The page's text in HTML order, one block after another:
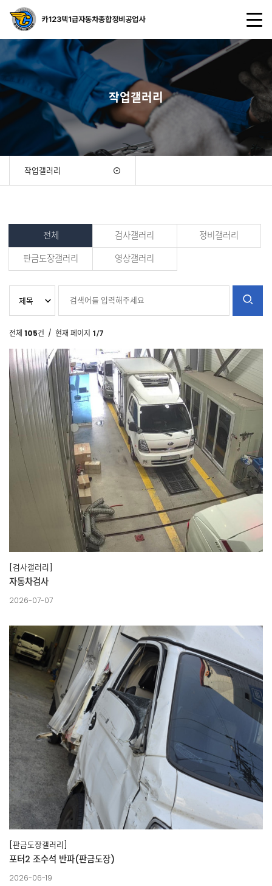
작업갤러리
작업갤러리
전체 검사갤러리
정비갤러리
판금도장갤러리
영상갤러리
전체 105건 / 현재 페이지 1/7
[검사갤러리]
자동차검사
2026-07-07
[판금도장갤러리]
포터2 조수석 반파(판금도장)
2026-06-19